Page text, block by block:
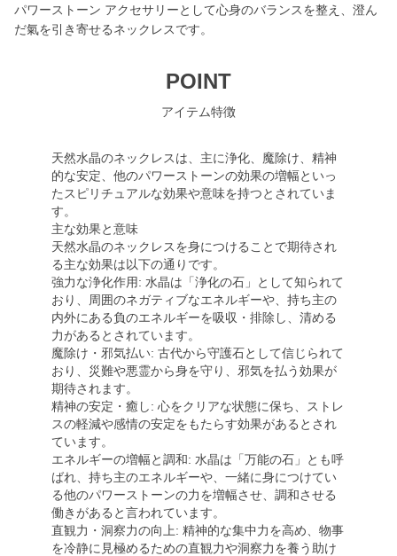
パワーストーン アクセサリーとして心身のバランスを整え、澄ん
だ氣を引き寄せるネックレスです。
POINT
アイテム特徴
天然水晶のネックレスは、主に浄化、魔除け、精神
的な安定、他のパワーストーンの効果の増幅といっ
たスピリチュアルな効果や意味を持つとされていま
す。
主な効果と意味
天然水晶のネックレスを身につけることで期待され
る主な効果は以下の通りです。
強力な浄化作用: 水晶は「浄化の石」として知られて
おり、周囲のネガティブなエネルギーや、持ち主の
内外にある負のエネルギーを吸収・排除し、清める
力があるとされています。
魔除け・邪気払い: 古代から守護石として信じられて
おり、災難や悪霊から身を守り、邪気を払う効果が
期待されます。
精神の安定・癒し: 心をクリアな状態に保ち、ストレ
スの軽減や感情の安定をもたらす効果があるとされ
ています。
エネルギーの増幅と調和: 水晶は「万能の石」とも呼
ばれ、持ち主のエネルギーや、一緒に身につけてい
る他のパワーストーンの力を増幅させ、調和させる
働きがあると言われています。
直観力・洞察力の向上: 精神的な集中力を高め、物事
を冷静に見極めるための直観力や洞察力を養う助け